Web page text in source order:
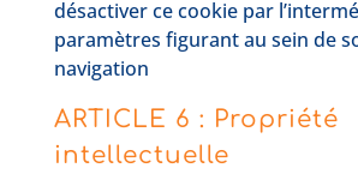
désactiver ce cookie par
paramètres figurant au sein de
navigation
ARTICLE 6 : Propriété
intellectuelle